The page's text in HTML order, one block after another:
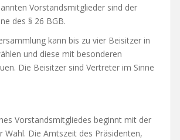
Vorstandsmitglieder sind der
des § 26 BGB.
kann bis zu vier Beisitzer in
und diese mit besonderen
Die Beisitzer sind Vertreter im Sinne
Vorstandsmitgliedes beginnt mit der
Wahl. Die Amtszeit des Präsidenten,